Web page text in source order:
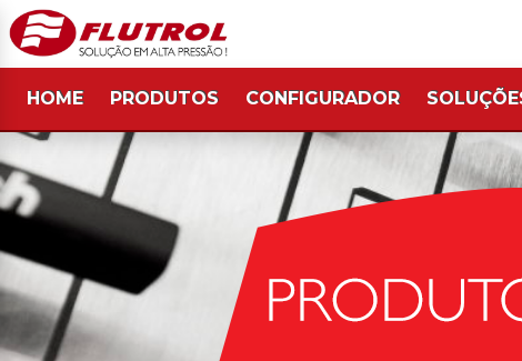
HOME PRODUTOS CONFIGURADOR